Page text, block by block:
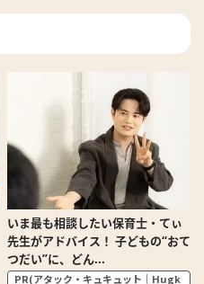
いま最も相談したい保育士・てぃ
先生がアドバイス！ 子どもの“おて
つだい”に、どん...
PR(アタック・キュキュット｜Hugk